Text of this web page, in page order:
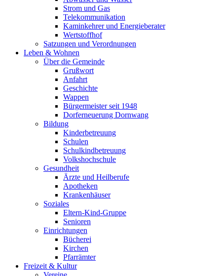
Strom und Gas
Telekommunikation
Kaminkehrer und Energieberater
Wertstoffhof
Satzungen und Verordnungen
Leben & Wohnen
Über die Gemeinde
Grußwort
Anfahrt
Geschichte
Wappen
Bürgermeister seit 1948
Dorferneuerung Dornwang
Bildung
Kinderbetreuung
Schulen
Schulkindbetreuung
Volkshochschule
Gesundheit
Ärzte und Heilberufe
Apotheken
Krankenhäuser
Soziales
Eltern-Kind-Gruppe
Senioren
Einrichtungen
Bücherei
Kirchen
Pfarrämter
Freizeit & Kultur